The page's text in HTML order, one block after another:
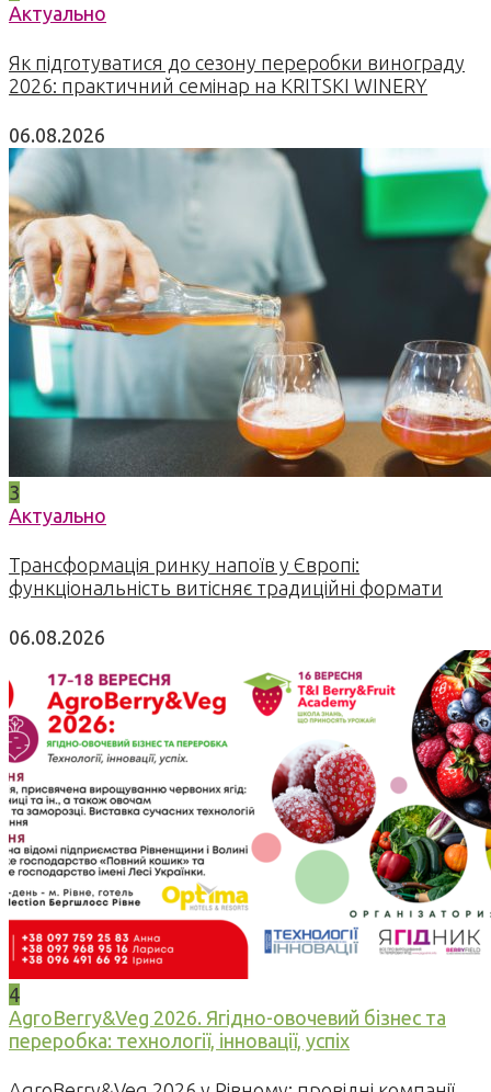
Актуально
Як підготуватися до сезону переробки винограду
2026: практичний семінар на KRITSKI WINERY
06.08.2026
3
Актуально
Трансформація ринку напоїв у Європі:
функціональність витісняє традиційні формати
06.08.2026
4
AgroBerry&Veg 2026. Ягідно-овочевий бізнес та
переробка: технології, інновації, успіх